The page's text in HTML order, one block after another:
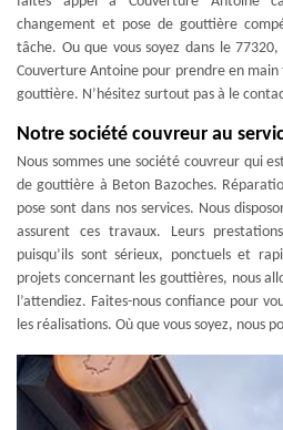
changement et pose de gouttière
tâche. Ou que vous soyez dans le
Couverture Antoine pour prendre en
gouttière. N’hésitez surtout pas à le
Notre société couvreur au
Nous sommes une société couvreur qui
de gouttière à Beton Bazoches.
pose sont dans nos services. Nous
assurent ces travaux. Leurs
puisqu’ils sont sérieux, ponctuels et
projets concernant les gouttières, nous
l’attendiez. Faites-nous confiance pour
les réalisations. Où que vous soyez, nous